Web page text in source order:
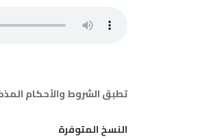
تطبق الشروط والأحكام
النسخ المتوفرة